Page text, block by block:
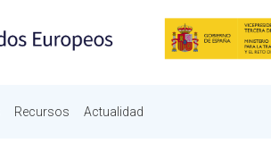
Recursos Actualidad